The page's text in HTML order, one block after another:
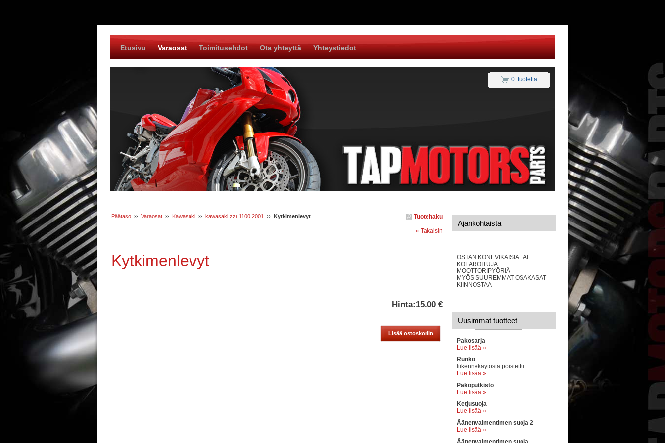
Etusivu Varaosat Toimitusehdot Ota yhteyttä Yhteystiedot
0 tuotetta
Ajankohtaista
OSTAN KONEVIKAISIA TAI
KOLAROITUJA
MOOTTORIPYÖRIÄ
MYÖS SUUREMMAT OSAKASAT
KIINNOSTAA
Uusimmat tuotteet
Pakosarja
Lue lisää »
Runko
liikennekäytöstä poistettu.
Lue lisää »
Pakoputkisto
Lue lisää »
Ketjusuoja
Lue lisää »
Äänenvaimentimen suoja 2
Lue lisää »
Äänenvaimentimen suoja
Tuotehaku
Päätaso ›› Varaosat ›› Kawasaki ›› kawasaki zzr 1100 2001 ›› Kytkimenlevyt
« Takaisin
Kytkimenlevyt
Hinta:15.00 €